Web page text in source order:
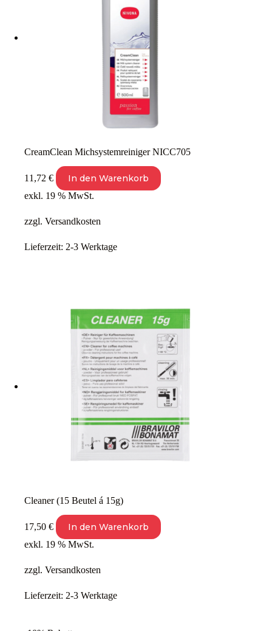
CreamClean Michsystemreiniger NICC705
11,72 € In den Warenkorb
exkl. 19 % MwSt.
zzgl. Versandkosten
Lieferzeit: 2-3 Werktage
Cleaner (15 Beutel á 15g)
17,50 € In den Warenkorb
exkl. 19 % MwSt.
zzgl. Versandkosten
Lieferzeit: 2-3 Werktage